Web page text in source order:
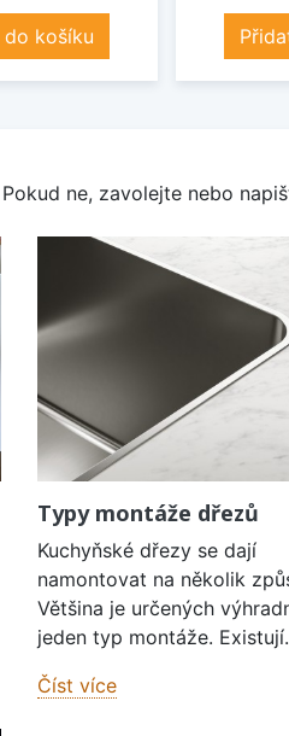
do košíku
ne, zavolejte nebo
Typy montáže dřezů
Kuchyňské dřezy se dají
namontovat na několik
Většina je určených
jeden typ montáže.
Číst více